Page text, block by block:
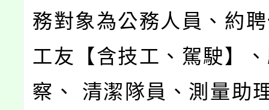
務對象為公務人員、約
工友【含技工、駕駛】
察、 清潔隊員、測量助